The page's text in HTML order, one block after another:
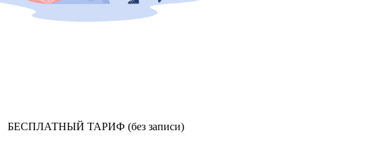
БЕСПЛАТНЫЙ ТАРИФ (без записи)